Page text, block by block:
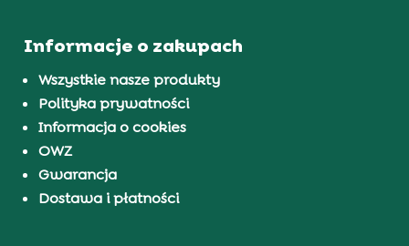
Informacje o zakupach
Wszystkie nasze produkty
Polityka prywatności
Informacja o cookies
OWZ
Gwarancja
Dostawa i płatności